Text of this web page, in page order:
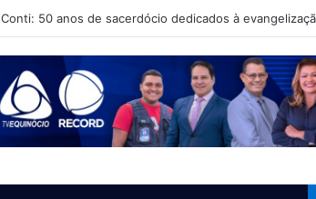
Língua Solta (Iacls) abre matrículas para o projeto